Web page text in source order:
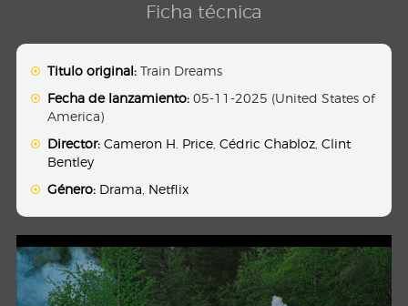
Ficha técnica
Titulo original: Train Dreams
Fecha de lanzamiento: 05-11-2025 (United States of
America)
Director: Cameron H. Price ,Cédric Chabloz ,Clint
Bentley
Género: Drama Netflix